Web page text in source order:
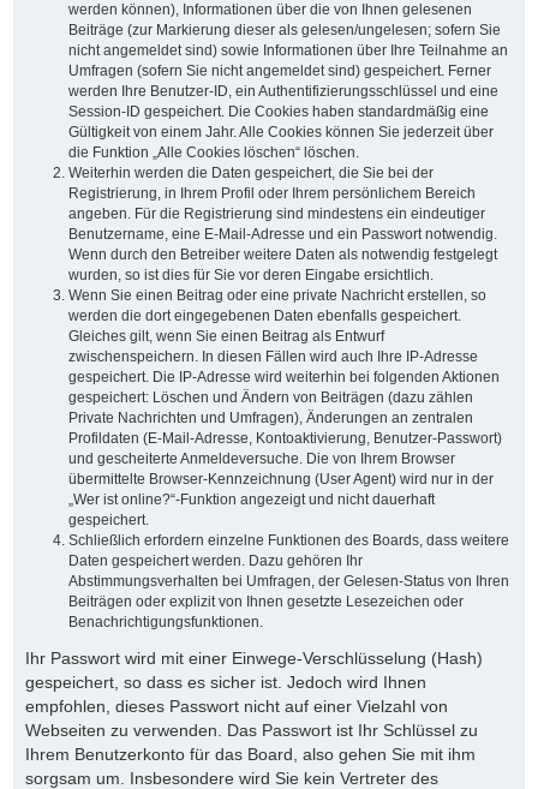
werden können), Informationen über die von Ihnen gelesenen
Beiträge (zur Markierung dieser als gelesen/ungelesen; sofern Sie
nicht angemeldet sind) sowie Informationen über Ihre Teilnahme an
Umfragen (sofern Sie nicht angemeldet sind) gespeichert. Ferner
werden Ihre Benutzer-ID, ein Authentifizierungsschlüssel und eine
Session-ID gespeichert. Die Cookies haben standardmäßig eine
Gültigkeit von einem Jahr. Alle Cookies können Sie jederzeit über
die Funktion „Alle Cookies löschen“ löschen.
Weiterhin werden die Daten gespeichert, die Sie bei der
Registrierung, in Ihrem Profil oder Ihrem persönlichem Bereich
angeben. Für die Registrierung sind mindestens ein eindeutiger
Benutzername, eine E-Mail-Adresse und ein Passwort notwendig.
Wenn durch den Betreiber weitere Daten als notwendig festgelegt
wurden, so ist dies für Sie vor deren Eingabe ersichtlich.
Wenn Sie einen Beitrag oder eine private Nachricht erstellen, so
werden die dort eingegebenen Daten ebenfalls gespeichert.
Gleiches gilt, wenn Sie einen Beitrag als Entwurf
zwischenspeichern. In diesen Fällen wird auch Ihre IP-Adresse
gespeichert. Die IP-Adresse wird weiterhin bei folgenden Aktionen
gespeichert: Löschen und Ändern von Beiträgen (dazu zählen
Private Nachrichten und Umfragen), Änderungen an zentralen
Profildaten (E-Mail-Adresse, Kontoaktivierung, Benutzer-Passwort)
und gescheiterte Anmeldeversuche. Die von Ihrem Browser
übermittelte Browser-Kennzeichnung (User Agent) wird nur in der
„Wer ist online?“-Funktion angezeigt und nicht dauerhaft
gespeichert.
Schließlich erfordern einzelne Funktionen des Boards, dass weitere
Daten gespeichert werden. Dazu gehören Ihr
Abstimmungsverhalten bei Umfragen, der Gelesen-Status von Ihren
Beiträgen oder explizit von Ihnen gesetzte Lesezeichen oder
Benachrichtigungsfunktionen.
Ihr Passwort wird mit einer Einwege-Verschlüsselung (Hash)
gespeichert, so dass es sicher ist. Jedoch wird Ihnen
empfohlen, dieses Passwort nicht auf einer Vielzahl von
Webseiten zu verwenden. Das Passwort ist Ihr Schlüssel zu
Ihrem Benutzerkonto für das Board, also gehen Sie mit ihm
sorgsam um. Insbesondere wird Sie kein Vertreter des